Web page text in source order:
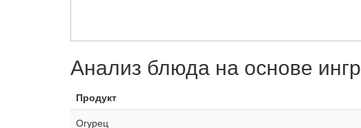
Анализ блюда на основе
Продукт
Огурец